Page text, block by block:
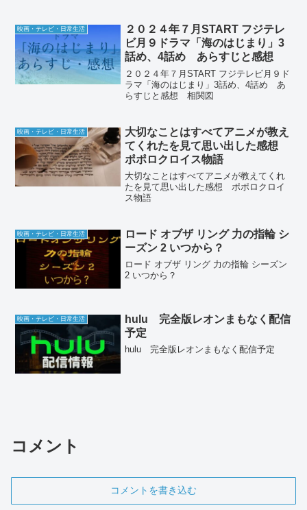
映画・テレビ・日常生活
２０２４年７月START フジテレ
ビ月９ドラマ「海のはじまり」3
話め、4話め あらすじと感想
２０２４年７月START フジテレビ月９ド
ラマ「海のはじまり」3話め、4話め あ
らすじと感想 相関図
映画・テレビ・日常生活
大切なことはすべてアニメが教え
てくれたを見て思い出した感想
ポポロクロイス物語
大切なことはすべてアニメが教えてくれ
たを見て思い出した感想 ポポロクロイ
ス物語
映画・テレビ・日常生活
ロード オブザ リング 力の指輪 シ
ーズン 2 いつから？
ロード オブザ リング 力の指輪 シーズン
2 いつから？
映画・テレビ・日常生活
hulu 完全版レオンまもなく配信
予定
hulu 完全版レオンまもなく配信予定
コメント
コメントを書き込む